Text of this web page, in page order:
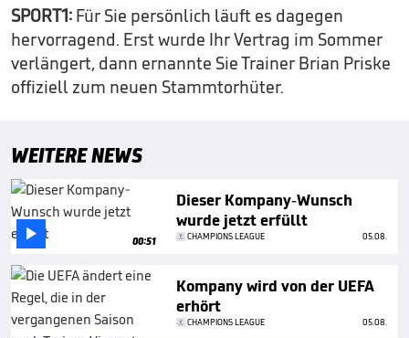
SPORT1: Für Sie persönlich läuft es dagegen
hervorragend. Erst wurde Ihr Vertrag im Sommer
verlängert, dann ernannte Sie Trainer Brian Priske
offiziell zum neuen Stammtorhüter.
WEITERE NEWS
 00:51
Dieser Kompany-Wunsch
wurde jetzt erfüllt
CHAMPIONS LEAGUE 05.08.
Kompany wird von der UEFA
erhört
CHAMPIONS LEAGUE 05.08.